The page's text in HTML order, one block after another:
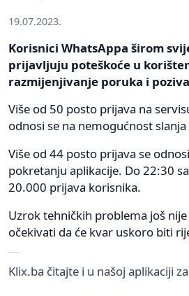
19.07.2023.
Korisnici WhatsAppa širom
prijavljuju poteškoće u
razmijenjivanje poruka i
Više od 50 posto prijava na
odnosi se na nemogućnost
Više od 44 posto prijava se
pokretanju aplikacije. Do 22:30
20.000 prijava korisnika.
Uzrok tehničkih problema još nije
očekivati da će kvar uskoro biti
Klix.ba čitajte i u našoj aplikaciji za